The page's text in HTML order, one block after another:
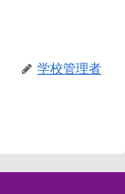
学校管理者